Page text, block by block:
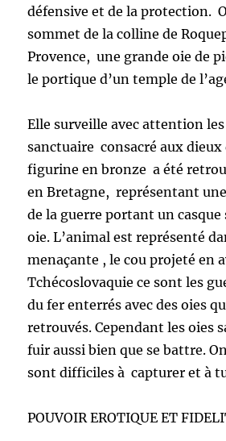
défensive et de la protection.
sommet de la colline de
Provence, une grande oie de
le portique d’un temple de
Elle surveille avec attention
sanctuaire consacré aux dieux
figurine en bronze a été
en Bretagne, représentant
de la guerre portant un
oie. L’animal est représenté
menaçante , le cou projeté en
Tchécoslovaquie ce sont les
du fer enterrés avec des oies
retrouvés. Cependant les oies
fuir aussi bien que se battre.
sont difficiles à capturer et à
POUVOIR EROTIQUE ET